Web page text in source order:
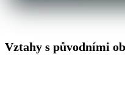
Vztahy s původními